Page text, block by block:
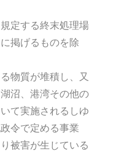
定する終末処理場
掲げるものを除
物質が堆積し、又
沼、港湾その他の
て実施されるしゆ
令で定める事業
被害が生じている